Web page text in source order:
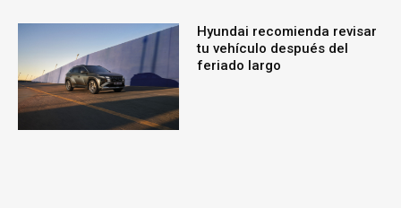
Hyundai recomienda revisar
tu vehículo después del
feriado largo